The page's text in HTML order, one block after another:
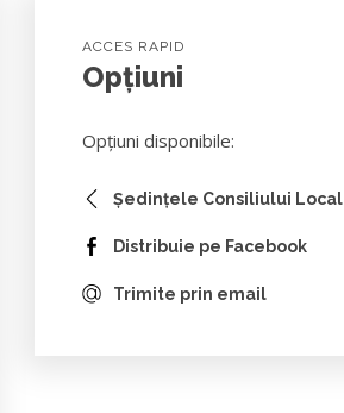
ACCES RAPID
Opțiuni
Opțiuni disponibile:
Ședințele Consiliului Local
Distribuie pe Facebook
Trimite prin email